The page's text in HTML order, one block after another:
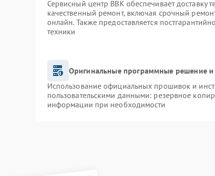
Сервисный центр BBK обеспечивает доставку
качественный ремонт, включая срочный
онлайн. Также предоставляется
техники
Оригинальные программные решение
Использование официальных прошивок и
пользовательскими данными: резервное
информации при необходимости